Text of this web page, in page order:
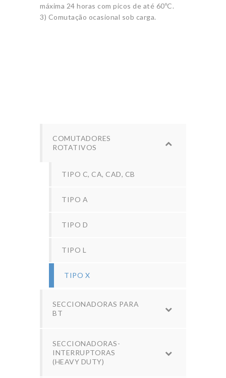
máxima 24 horas com picos de até 60ºC.
3) Comutação ocasional sob carga.
COMUTADORES
ROTATIVOS
TIPO C, CA, CAD, CB
TIPO A
TIPO D
TIPO L
TIPO X
SECCIONADORAS PARA
BT
SECCIONADORAS-
INTERRUPTORAS
(HEAVY DUTY)